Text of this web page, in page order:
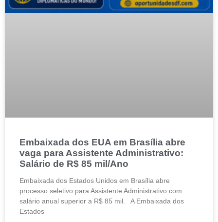
Embaixada dos EUA em Brasília abre
vaga para Assistente Administrativo:
Salário de R$ 85 mil/Ano
Embaixada dos Estados Unidos em Brasília abre
processo seletivo para Assistente Administrativo com
salário anual superior a R$ 85 mil. A Embaixada dos
Estados